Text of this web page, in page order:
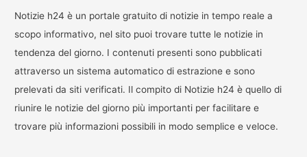
Notizie h24 è un portale gratuito di notizie in tempo reale a
scopo informativo, nel sito puoi trovare tutte le notizie in
tendenza del giorno. I contenuti presenti sono pubblicati
attraverso un sistema automatico di estrazione e sono
prelevati da siti verificati. Il compito di Notizie h24 è quello di
riunire le notizie del giorno più importanti per facilitare e
trovare più informazioni possibili in modo semplice e veloce.